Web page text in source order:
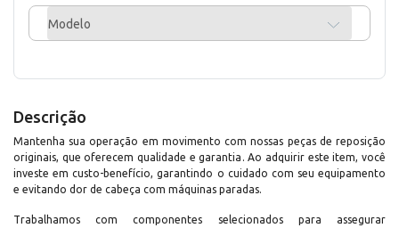
Modelo
Descrição
Mantenha sua operação em movimento com nossas peças de reposição
originais, que oferecem qualidade e garantia. Ao adquirir este item, você
investe em custo-benefício, garantindo o cuidado com seu equipamento
e evitando dor de cabeça com máquinas paradas.
Trabalhamos com componentes selecionados para assegurar